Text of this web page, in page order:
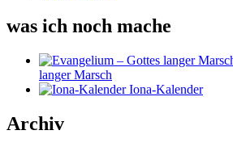
was ich noch mache
langer Marsch
Iona-Kalender
Archiv